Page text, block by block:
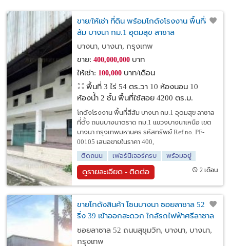
ขาย/ให้เช่า ที่ดิน พร้อมโกดังโรงงาน พื้นที่สี
ส้ม บางนา กม.1 อุดมสุข ลาซาล
บางนา, บางนา, กรุงเทพ
ขาย: 400,000,000บาท
ให้เช่า: 100,000บาท/เดือน
พื้นที่ 3 ไร่ 54 ตร.วา 10 ห้องนอน 10
ห้องน้ำ 2 ชั้น พื้นที่ใช้สอย 4200 ตร.ม.
โกดังโรงงาน พื้นที่สีส้ม บางนา กม.1 อุดมสุข ลาซาล
ที่ตั้ง ถนนบางนาตราด กม.1 แขวงบางนาเหนือ เขต
บางนา กรุงเทพมหานคร รหัสทรัพย์ Ref no. PF-
00105 เสนอขายในราคา 400,
ติดถนน
เฟอร์นิเจอร์ครบ พร้อมอยู่
ดูรายละเอียด - ติดต่อ 2 เดือน
ขายโกดังสินค้า โซนบางนา ซอยลาซาล 52 แบ
ริ่ง 39 เข้าออกสะดวก ใกล้รถไฟฟ้าศรีลาซาล
ซอยศรีด่าน 21 ใกล้ไบเทค บางนา
ซอยลาซาล 52 ถนนสุขุมวิท, บางนา, บางนา,
กรุงเทพ